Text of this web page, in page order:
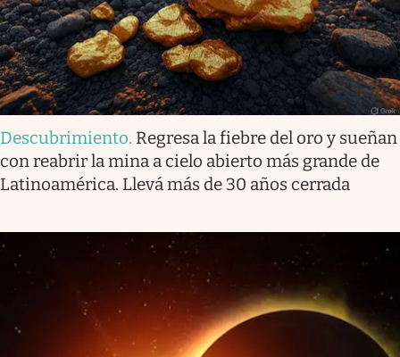
Descubrimiento. Regresa la fiebre del oro y sueñan
con reabrir la mina a cielo abierto más grande de
Latinoamérica. Llevá más de 30 años cerrada